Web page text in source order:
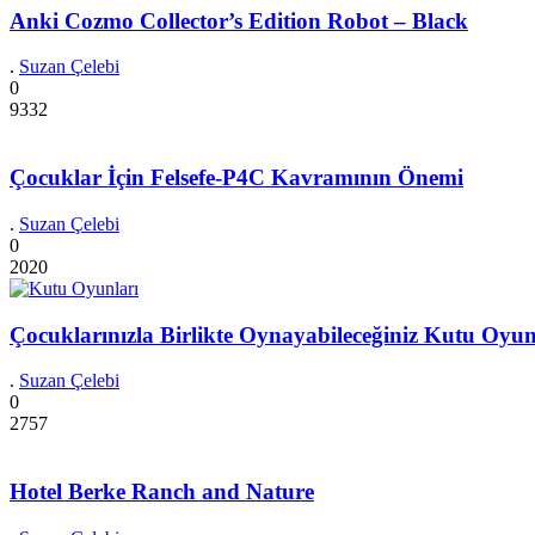
Anki Cozmo Collector’s Edition Robot – Black
. Suzan Çelebi
0
9332
Çocuklar İçin Felsefe-P4C Kavramının Önemi
. Suzan Çelebi
0
2020
Çocuklarınızla Birlikte Oynayabileceğiniz Kutu
. Suzan Çelebi
0
2757
Hotel Berke Ranch and Nature